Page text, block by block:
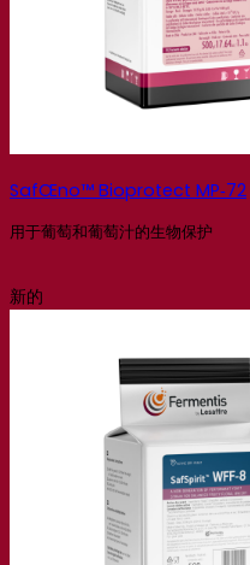
SafŒno™ Bioprotect MP‑72
用于葡萄和葡萄汁的生物保护
新的